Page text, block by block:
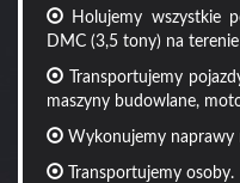
Holujemy wszystkie
DMC (3,5 tony) na terenie
Transportujemy
maszyny budowlane,
Wykonujemy naprawy
Transportujemy osoby.